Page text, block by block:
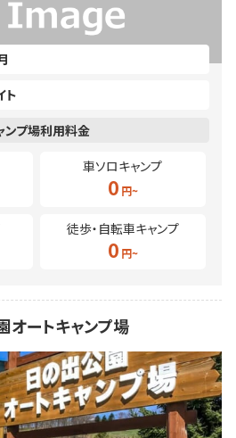
ト
車ソロキャンプ
0
徒歩・自転車キャンプ
0
ートキャンプ場